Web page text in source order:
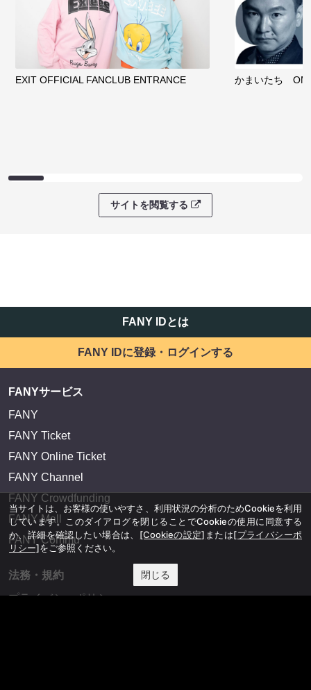
EXIT OFFICIAL FANCLUB ENTRANCE かまいたち
サイトを閲覧する
FANY IDとは
FANY IDに登録・ログインする
FANYサービス
FANY
FANY Ticket
FANY Online Ticket
FANY Channel
FANY Crowdfunding
FANY Mall
FANY Commu
法務・規約
プライバシーポリシー
当サイトは、お客様の使いやすさ、利用状況の分析のためCookieを利用
しています。このダイアログを閉じることでCookieの使用に同意する
か、詳細を確認したい場合は、 [Cookieの設定] または[プライバシーポ
リシー]をご参照ください。
閉じる